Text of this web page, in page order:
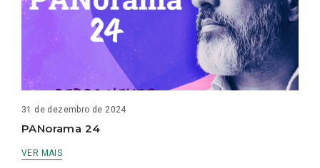
31 de dezembro de 2024
PANorama 24
VER MAIS